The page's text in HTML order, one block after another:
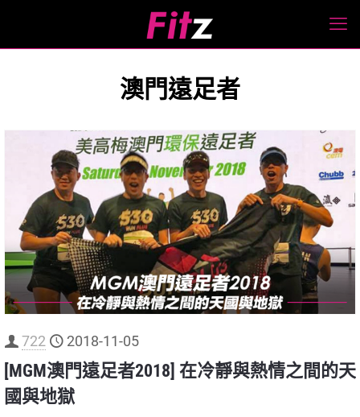
澳門遠足者
722 2018-11-05
[MGM澳門遠足者2018] 在冷靜與熱情之間的天
國與地獄